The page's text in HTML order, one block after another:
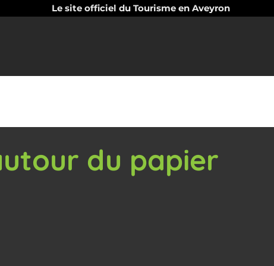
Le site officiel du Tourisme en Aveyron
du papier